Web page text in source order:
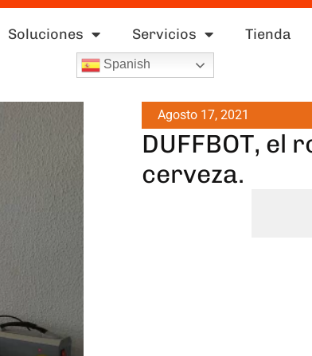
Soluciones Servicios Tienda
Spanish
Agosto 17, 2021
DUFFBOT, el
cerveza.